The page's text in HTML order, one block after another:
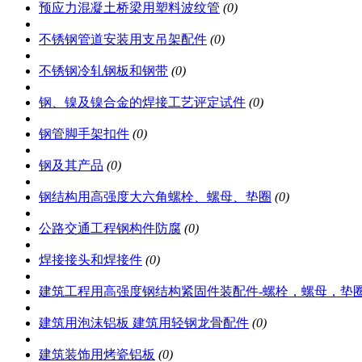
预应力混凝土桥梁用塑料波纹管 (0)
不锈钢管道安装用支吊架配件 (0)
不锈钢冷轧钢板和钢带 (0)
钢、镍及镍合金的焊接工艺评定试件 (0)
钢管脚手架扣件 (0)
钢及其产品 (0)
钢结构用高强度大六角螺栓、螺母、垫圈 (0)
公路交通工程钢构件防腐 (0)
焊接接头和焊接件 (0)
建筑工程用高强度钢结构紧固件装配件-螺栓，螺母，垫
建筑用泡沫铝板 建筑用轻钢龙骨配件 (0)
建筑装饰用烤瓷铝板 (0)